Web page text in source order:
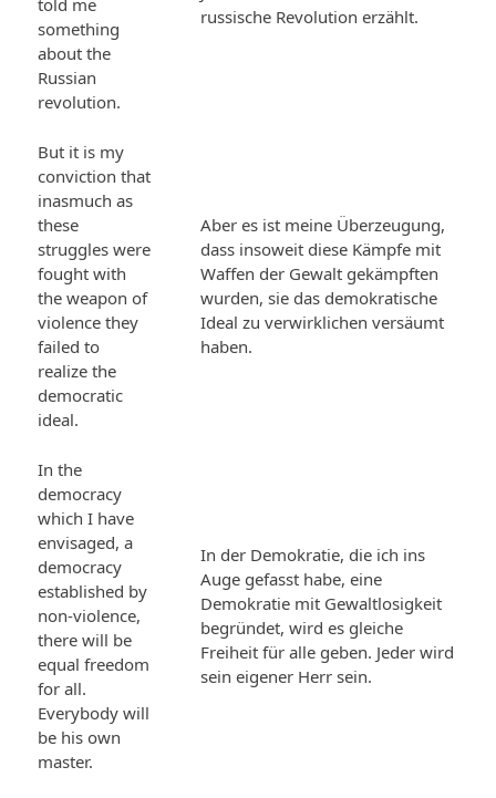
something
about the
Russian
revolution.
russische Revolution erzählt.
But it is my
conviction that
inasmuch as
these
struggles were
fought with
the weapon of
violence they
failed to
realize the
democratic
ideal.
Aber es ist meine Überzeugung,
dass insoweit diese Kämpfe mit
Waffen der Gewalt gekämpften
wurden, sie das demokratische
Ideal zu verwirklichen versäumt
haben.
In the
democracy
which I have
envisaged, a
democracy
established by
non-violence,
there will be
equal freedom
for all.
Everybody will
be his own
master.
In der Demokratie, die ich ins
Auge gefasst habe, eine
Demokratie mit Gewaltlosigkeit
begründet, wird es gleiche
Freiheit für alle geben. Jeder wird
sein eigener Herr sein.